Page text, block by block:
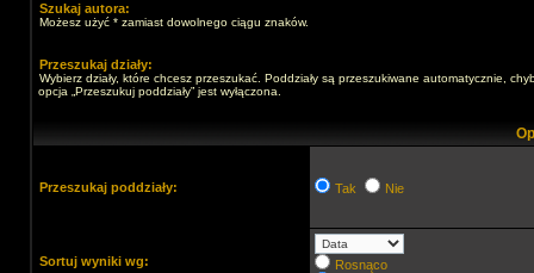
Szukaj autora:
Możesz użyć * zamiast dowolnego ciągu znaków.
Przeszukaj działy:
Wybierz działy, które chcesz przeszukać. Poddziały są przeszukiwane automatycznie,
opcja „Przeszukuj poddziały” jest wyłączona.
Przeszukaj poddziały: Tak Nie
Sortuj wyniki wg:
Rosnąco